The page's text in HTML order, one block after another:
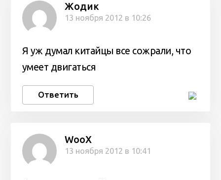
Жодик
13 ноября 2012 в 10:26
Я уж думал китайцы все сожрали, что
умеет двигаться
Ответить
WooX
13 ноября 2012 в 10:41